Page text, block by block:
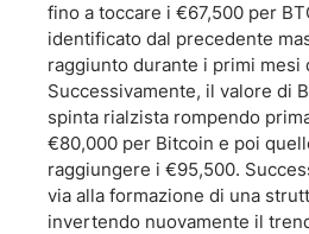
fino a toccare i €67,500 per
identificato dal precedente
raggiunto durante i primi mesi
Successivamente, il valore di
spinta rialzista rompendo
€80,000 per Bitcoin e poi
raggiungere i €95,500.
via alla formazione di una
invertendo nuovamente il